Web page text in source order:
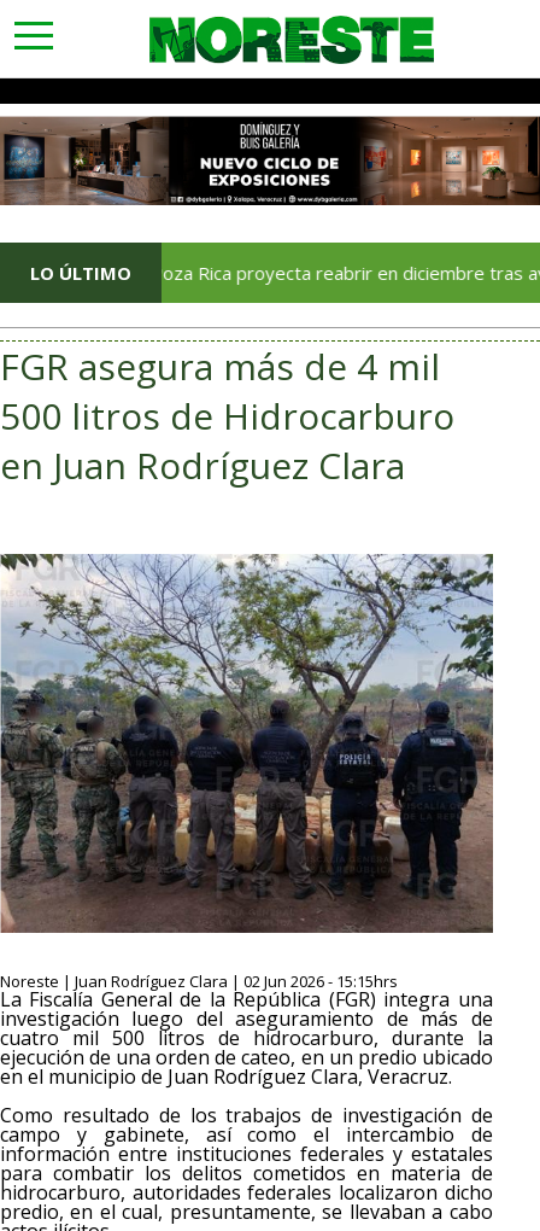
toggle
navigation
LO ÚLTIMO
Soriana Poza Rica proyecta reabrir en diciembre tras avance
FGR asegura más de 4 mil
500 litros de Hidrocarburo
en Juan Rodríguez Clara
Noreste | Juan Rodríguez Clara | 02 Jun 2026 - 15:15hrs
La Fiscalía General de la República (FGR) integra una
investigación luego del aseguramiento de más de
cuatro mil 500 litros de hidrocarburo, durante la
ejecución de una orden de cateo, en un predio ubicado
en el municipio de Juan Rodríguez Clara, Veracruz.
Como resultado de los trabajos de investigación de
campo y gabinete, así como el intercambio de
información entre instituciones federales y estatales
para combatir los delitos cometidos en materia de
hidrocarburo, autoridades federales localizaron dicho
predio, en el cual, presuntamente, se llevaban a cabo